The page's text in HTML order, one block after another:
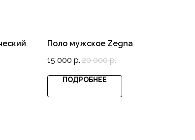
Поло мужское Zegna
15 000 р. 20 000 р.
ПОДРОБНЕЕ